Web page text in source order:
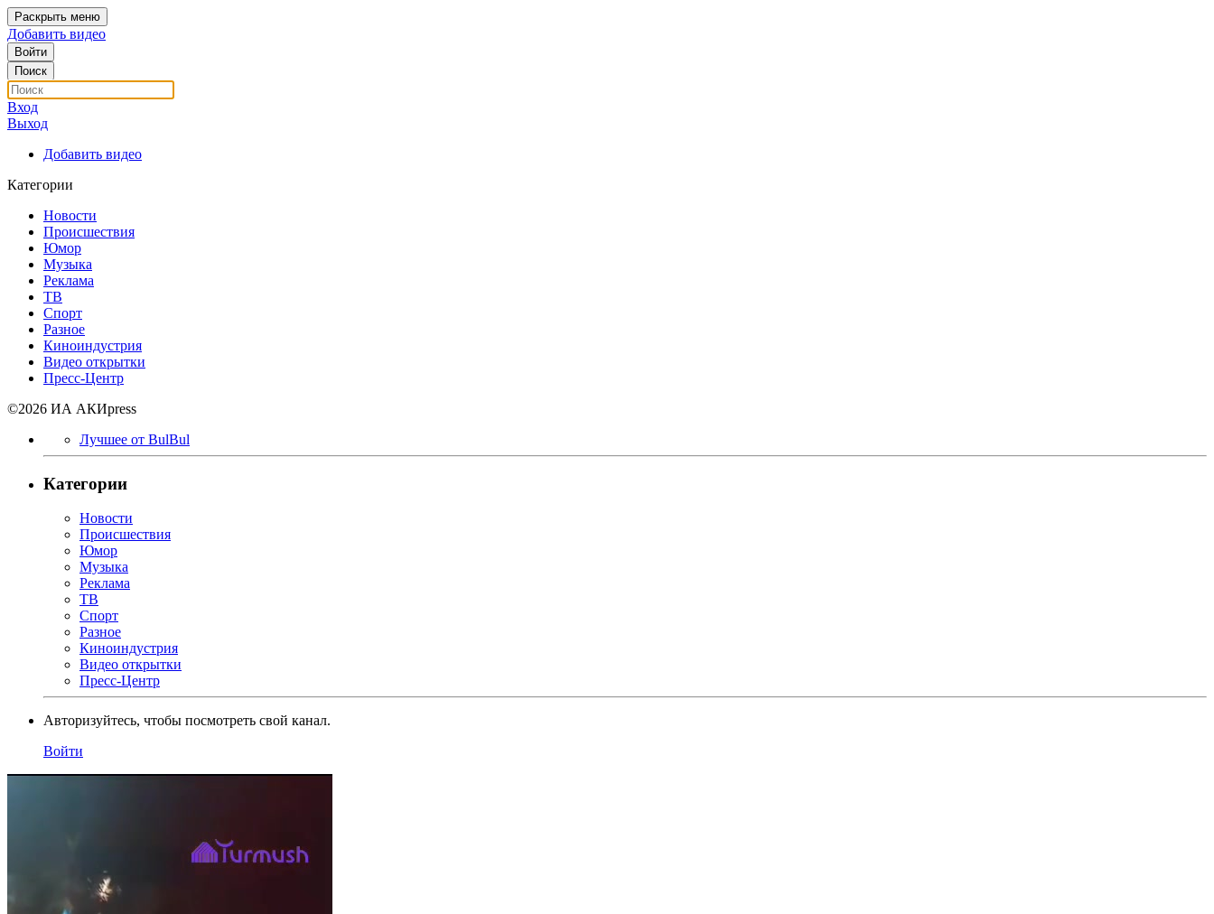
Раскрыть меню
Добавить видео
Войти
Поиск
Вход
Выход
Добавить видео
Категории
Новости
Происшествия
Юмор
Музыка
Реклама
ТВ
Спорт
Разное
Киноиндустрия
Видео открытки
Пресс-Центр
©2026 ИА АКИpress
Лучшее от BulBul
Категории
Новости
Происшествия
Юмор
Музыка
Реклама
ТВ
Спорт
Разное
Киноиндустрия
Видео открытки
Пресс-Центр
Авторизуйтесь, чтобы посмотреть свой канал.
Войти